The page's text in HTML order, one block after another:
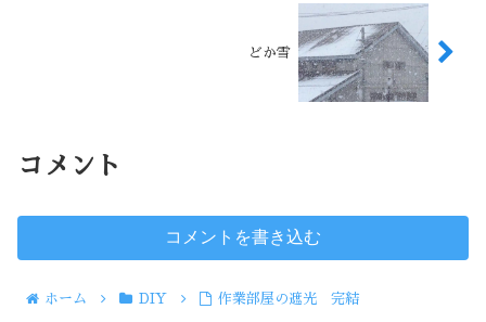
どか雪
コメント
コメントを書き込む
ホーム DIY 作業部屋の遮光 完結